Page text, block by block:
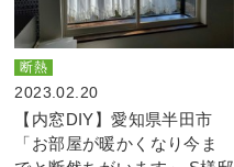
断熱
2023.02.20
【内窓DIY】愛知県半田市
「お部屋が暖かくなり今ま